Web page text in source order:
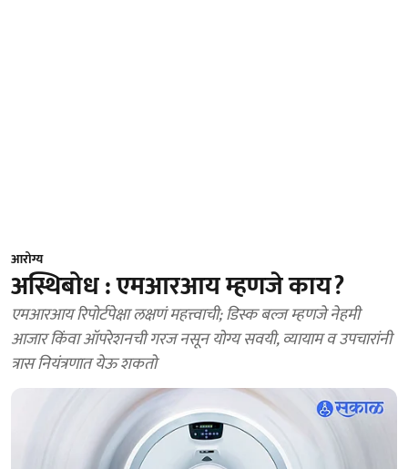
आरोग्य
अस्थिबोध : एमआरआय म्हणजे काय?
एमआरआय रिपोर्टपेक्षा लक्षणं महत्त्वाची; डिस्क बल्ज म्हणजे नेहमी
आजार किंवा ऑपरेशनची गरज नसून योग्य सवयी, व्यायाम व उपचारांनी
त्रास नियंत्रणात येऊ शकतो